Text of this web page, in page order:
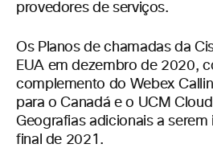
provedores de serviços.
Os Planos de chamadas da
EUA em dezembro de 2020,
complemento do Webex
para o Canadá e o UCM
Geografias adicionais a
final de 2021.